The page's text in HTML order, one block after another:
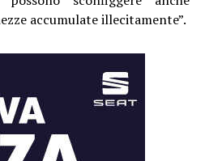
accumulate illecitamente”.